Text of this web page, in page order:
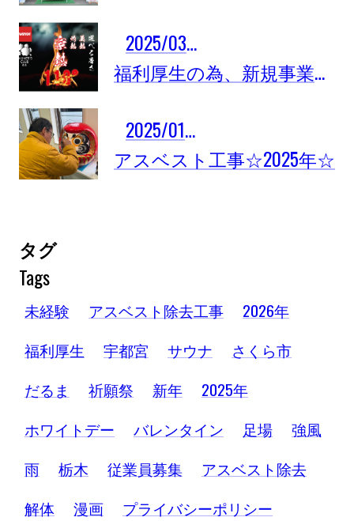
2025/03/18
福利厚生の為、新規事業参入しました
2025/01/14
アスベスト工事☆2025年☆
タグ
Tags
未経験 アスベスト除去工事
2026年
福利厚生
宇都宮 サウナ
さくら市
だるま
祈願祭 新年
2025年
ホワイトデー
バレンタイン 足場
強風
雨
栃木 従業員募集
アスベスト除去
解体
漫画
プライバシーポリシー